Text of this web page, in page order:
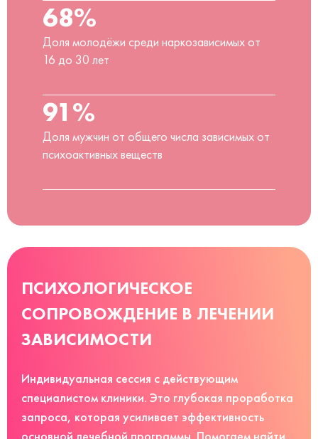
68%
Доля молодёжи среди наркозависимых от
16 до 30 лет
91%
Доля мужчин от общего числа зависимых от
психоактивных веществ
ПСИХОЛОГИЧЕСКОЕ
СОПРОВОЖДЕНИЕ В ЛЕЧЕНИИ
ЗАВИСИМОСТИ
Индивидуальная сессия с действующим
специалистом клиники. Это глубокая проработка
запроса, которая усиливает эффективность